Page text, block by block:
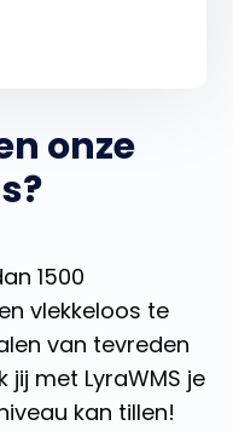
onze
1500
vlekkeloos te
van tevreden
met LyraWMS je
kan tillen!